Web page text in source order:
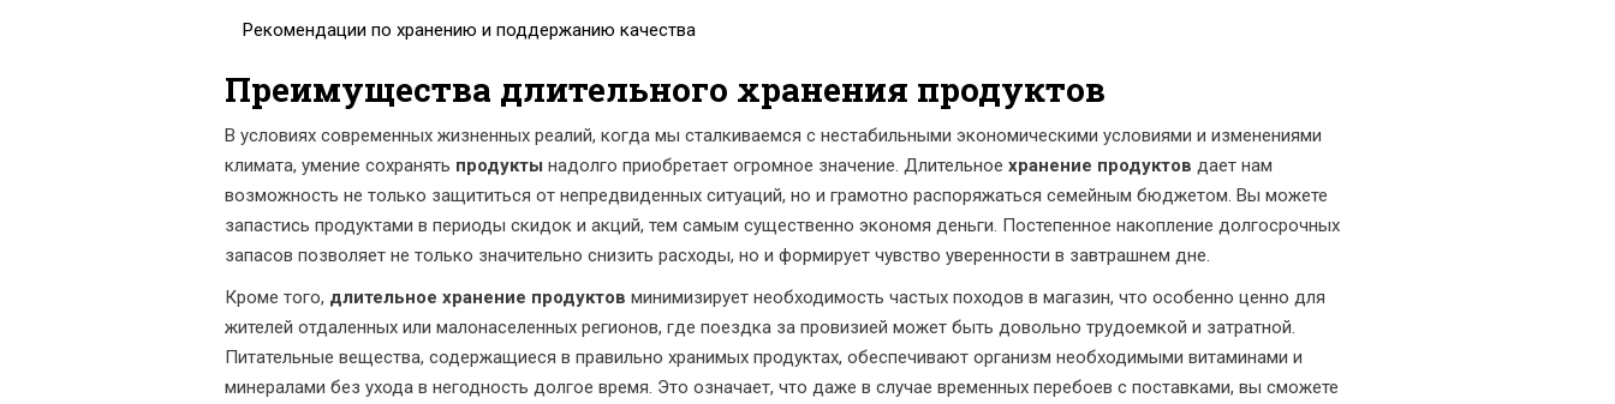
Рекомендации по хранению и поддержанию качества
Преимущества длительного хранения продуктов
В условиях современных жизненных реалий, когда мы сталкиваемся с нестабильными экономическими условиями и изменениями
климата, умение сохранять продукты надолго приобретает огромное значение. Длительное хранение продуктов дает нам
возможность не только защититься от непредвиденных ситуаций, но и грамотно распоряжаться семейным бюджетом. Вы можете
запастись продуктами в периоды скидок и акций, тем самым существенно экономя деньги. Постепенное накопление долгосрочных
запасов позволяет не только значительно снизить расходы, но и формирует чувство уверенности в завтрашнем дне.
Кроме того, длительное хранение продуктов минимизирует необходимость частых походов в магазин, что особенно ценно для
жителей отдаленных или малонаселенных регионов, где поездка за провизией может быть довольно трудоемкой и затратной.
Питательные вещества, содержащиеся в правильно хранимых продуктах, обеспечивают организм необходимыми витаминами и
минералами без ухода в негодность долгое время. Это означает, что даже в случае временных перебоев с поставками, вы сможете